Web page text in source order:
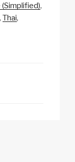
(Simplified)
Thai